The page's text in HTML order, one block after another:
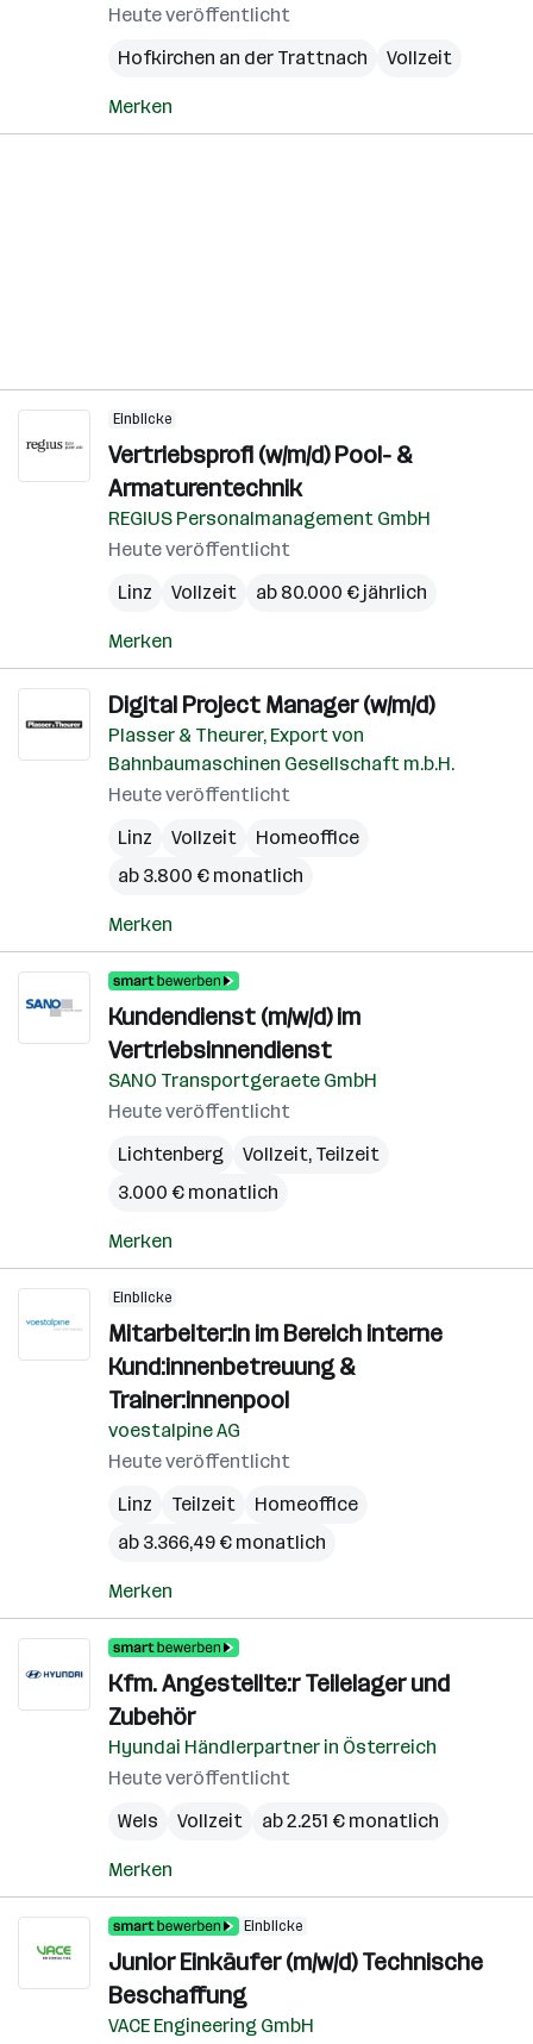
Heute veröffentlicht
Hofkirchen an der Trattnach
Vollzeit
Merken
Einblicke
Vertriebsprofi (w/m/d) Pool- &
Armaturentechnik
REGIUS Personalmanagement GmbH
Heute veröffentlicht
Linz
Vollzeit ab 80.000 € jährlich
Merken
Digital Project Manager (w/m/d)
Plasser & Theurer, Export von
Bahnbaumaschinen Gesellschaft m.b.H.
Heute veröffentlicht
Linz
Vollzeit
Homeoffice
ab 3.800 € monatlich
Merken
Kundendienst (m/w/d) im
Vertriebsinnendienst
SANO Transportgeraete GmbH
Heute veröffentlicht
Lichtenberg
Vollzeit, Teilzeit
3.000 € monatlich
Merken
Einblicke
Mitarbeiter:in im Bereich interne
Kund:innenbetreuung &
Trainer:innenpool
voestalpine AG
Heute veröffentlicht
Linz
Teilzeit
Homeoffice
ab 3.366,49 € monatlich
Merken
Kfm. Angestellte:r Teilelager und
Zubehör
Hyundai Händlerpartner in Österreich
Heute veröffentlicht
Wels
Vollzeit ab 2.251 € monatlich
Merken
Einblicke
Junior Einkäufer (m/w/d) Technische
Beschaffung
VACE Engineering GmbH